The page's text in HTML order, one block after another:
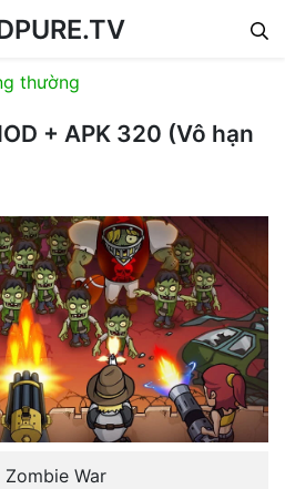
thường
+ APK 320 (Vô hạn
Zombie War